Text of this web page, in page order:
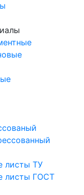
листы ТУ
листы ГОСТ